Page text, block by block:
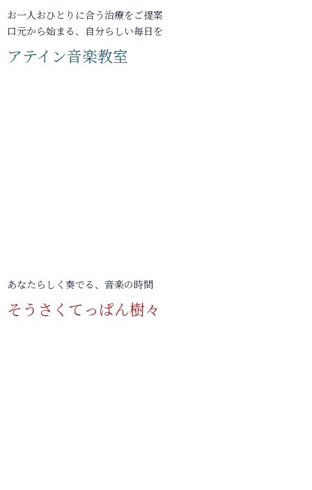
お一人おひとりに合う治療をご提案
口元から始まる、自分らしい毎日を
アテイン音楽教室
あなたらしく奏でる、音楽の時間
そうさくてっぱん樹々